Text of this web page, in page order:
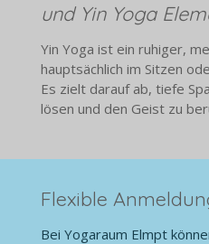
und Yin Yoga
Yin Yoga ist ein ruhiger,
hauptsächlich im Sitzen
Es zielt darauf ab, tiefe
lösen und den Geist zu
Flexible
Bei Yogaraum Elmpt